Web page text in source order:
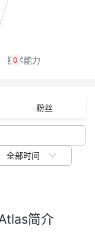
0
粉丝
全部时间
简介